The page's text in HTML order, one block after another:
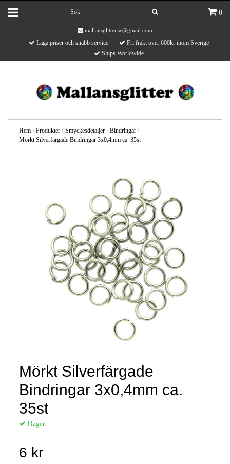
0
mallansglitter.se@gmail.com
Låga priser och snabb service
Fri frakt över 600kr inom Sverige
Ships Worldwide
Hem › Produkter › Smyckesdetaljer › Bindringar ›
Mörkt Silverfärgade Bindringar 3x0,4mm ca. 35st
Mörkt Silverfärgade
Bindringar 3x0,4mm ca.
35st
I lager.
6 kr